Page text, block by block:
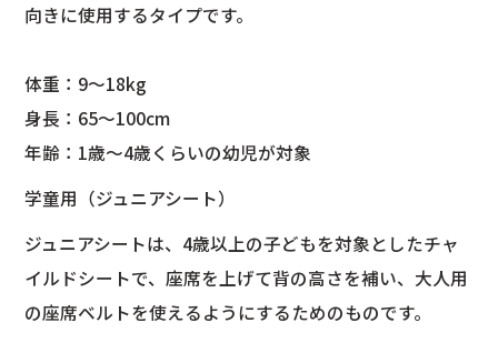
向きに使用するタイプです。
体重：9～18kg
身長：65～100cm
年齢：1歳～4歳くらいの幼児が対象
学童用（ジュニアシート）
ジュニアシートは、4歳以上の子どもを対象としたチャ
イルドシートで、座席を上げて背の高さを補い、大人用
の座席ベルトを使えるようにするためのものです。